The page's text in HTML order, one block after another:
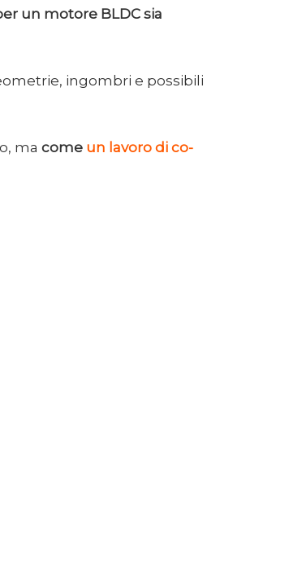
un motore BLDC sia
ingombri e possibili
ma come un lavoro di co-